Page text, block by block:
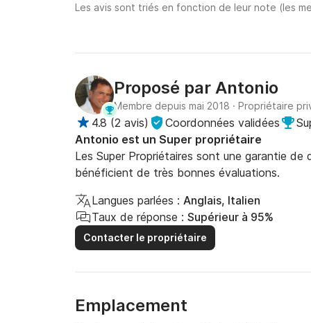
Les avis sont triés en fonction de leur note (les
Proposé par Antonio
Membre depuis mai 2018 · Propriétaire
4.8 (2 avis) Coordonnées validées
Antonio est un Super propriétaire
Les Super Propriétaires sont une garantie
bénéficient de très bonnes évaluations.
Langues parlées : Anglais, Italien
Taux de réponse : Supérieur à 95%
Contacter le propriétaire
Emplacement